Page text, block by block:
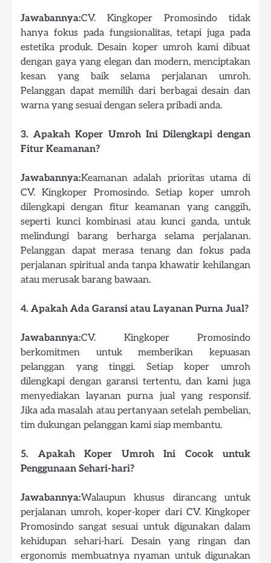
Jawabannya:CV. Kingkoper Promosindo tidak
hanya fokus pada fungsionalitas, tetapi juga pada
estetika produk. Desain koper umroh kami dibuat
dengan gaya yang elegan dan modern, menciptakan
kesan yang baik selama perjalanan umroh.
Pelanggan dapat memilih dari berbagai desain dan
warna yang sesuai dengan selera pribadi anda.
3. Apakah Koper Umroh Ini Dilengkapi dengan
Fitur Keamanan?
Jawabannya:Keamanan adalah prioritas utama di
CV. Kingkoper Promosindo. Setiap koper umroh
dilengkapi dengan fitur keamanan yang canggih,
seperti kunci kombinasi atau kunci ganda, untuk
melindungi barang berharga selama perjalanan.
Pelanggan dapat merasa tenang dan fokus pada
perjalanan spiritual anda tanpa khawatir kehilangan
atau merusak barang bawaan.
4. Apakah Ada Garansi atau Layanan Purna Jual?
Jawabannya:CV. Kingkoper Promosindo
berkomitmen untuk memberikan kepuasan
pelanggan yang tinggi. Setiap koper umroh
dilengkapi dengan garansi tertentu, dan kami juga
menyediakan layanan purna jual yang responsif.
Jika ada masalah atau pertanyaan setelah pembelian,
tim dukungan pelanggan kami siap membantu.
5. Apakah Koper Umroh Ini Cocok untuk
Penggunaan Sehari-hari?
Jawabannya:Walaupun khusus dirancang untuk
perjalanan umroh, koper-koper dari CV. Kingkoper
Promosindo sangat sesuai untuk digunakan dalam
kehidupan sehari-hari. Desain yang ringan dan
ergonomis membuatnya nyaman untuk digunakan